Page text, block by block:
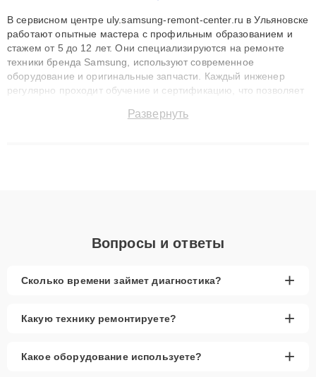
В сервисном центре uly.samsung-remont-center.ru в Ульяновске
работают опытные мастера с профильным образованием и
стажем от 5 до 12 лет. Они специализируются на ремонте
техники бренда Samsung, используют современное
оборудование и оригинальные запчасти. Каждый инженер
регулярно проходит обучение и сертификацию, что позволяет
технику с сохранением гарантии до 3 лет. Наши мастера
Развернуть
Вопросы и ответы
Сколько времени займет диагностика? +
Какую технику ремонтируете? +
Какое оборудование используете? +